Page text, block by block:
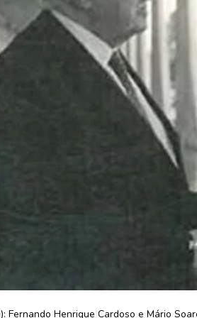
Fernando Henrique Cardoso e Mário